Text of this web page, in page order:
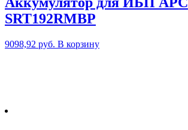
SRT192RMBP
9098,92 руб. В корзину